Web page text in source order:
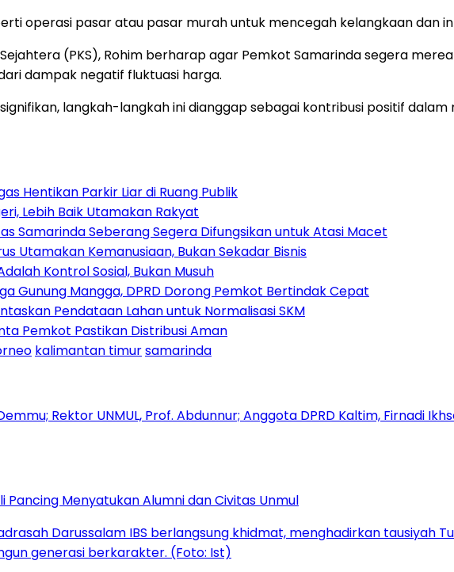
operasi pasar atau pasar murah untuk mencegah kelangkaan dan
(PKS), Rohim berharap agar Pemkot Samarinda segera
dampak negatif fluktuasi harga.
langkah-langkah ini dianggap sebagai kontribusi positif
Hentikan Parkir Liar di Ruang Publik
Lebih Baik Utamakan Rakyat
Samarinda Seberang Segera Difungsikan untuk Atasi Macet
Utamakan Kemanusiaan, Bukan Sekadar Bisnis
Kontrol Sosial, Bukan Musuh
Gunung Mangga, DPRD Dorong Pemkot Bertindak Cepat
Pendataan Lahan untuk Normalisasi SKM
Pemkot Pastikan Distribusi Aman
kalimantan timursamarinda
Pancing Menyatukan Alumni dan Civitas Unmul